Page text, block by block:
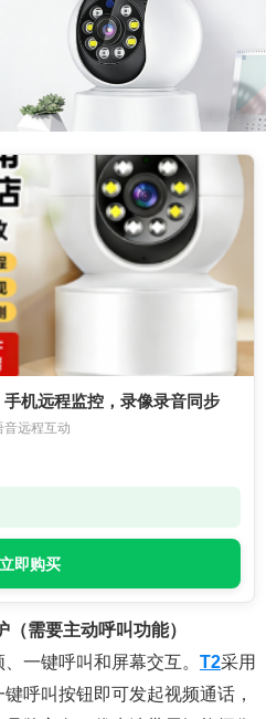
机远程监控，录像录音同步
音远程互动
立即购买
需要主动呼叫功能）
一键呼叫和屏幕交互。 T2采用
呼叫按钮即可发起视频通话，